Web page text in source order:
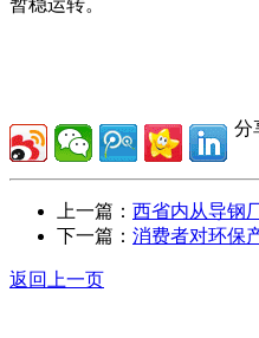
暂稳运转。
分
上一篇： 西省内从导钢
下一篇： 消费者对环保
返回上一页